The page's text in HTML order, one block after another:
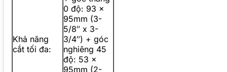
Khả năng
cắt tối đa:
0 độ: 93 x
95mm (3-
5/8″ x 3-
3/4″) + góc
nghiêng 45
độ: 53 x
95mm (2-